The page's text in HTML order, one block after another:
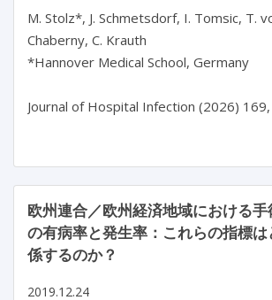
M. Stolz*, J. Schmetsdorf, I. Tomsic, T.
Chaberny, C. Krauth
*Hannover Medical School, Germany
Journal of Hospital Infection (2026)
欧州連合／欧州経済地域における
の有病率と発生率：これらの指標
係するのか？
2019.12.24